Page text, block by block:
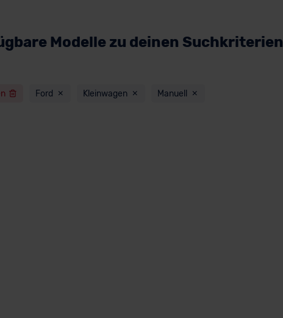
Modelle zu deinen Suchkriterien
Ford Kleinwagen Manuell